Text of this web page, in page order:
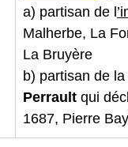
a) partisan de l
Malherbe, La
La Bruyère
b) partisan de
Perrault qui
1687, Pierre